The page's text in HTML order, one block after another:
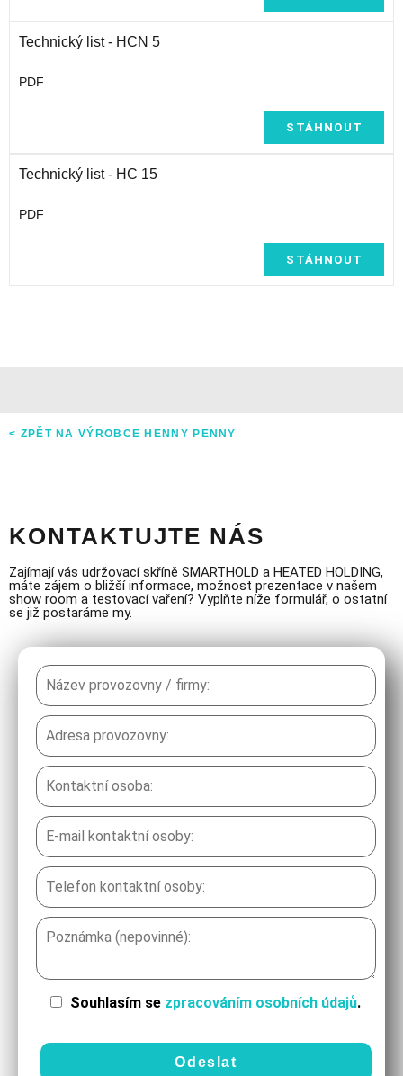
Technický list - HCN 5
PDF
STÁHNOUT
Technický list - HC 15
PDF
STÁHNOUT
< ZPĚT NA VÝROBCE HENNY PENNY
KONTAKTUJTE NÁS
Zajímají vás udržovací skříně SMARTHOLD a HEATED HOLDING,
máte zájem o bližší informace, možnost prezentace v našem
show room a testovací vaření? Vyplňte níže formulář, o ostatní
se již postaráme my.
Souhlasím se zpracováním osobních údajů.